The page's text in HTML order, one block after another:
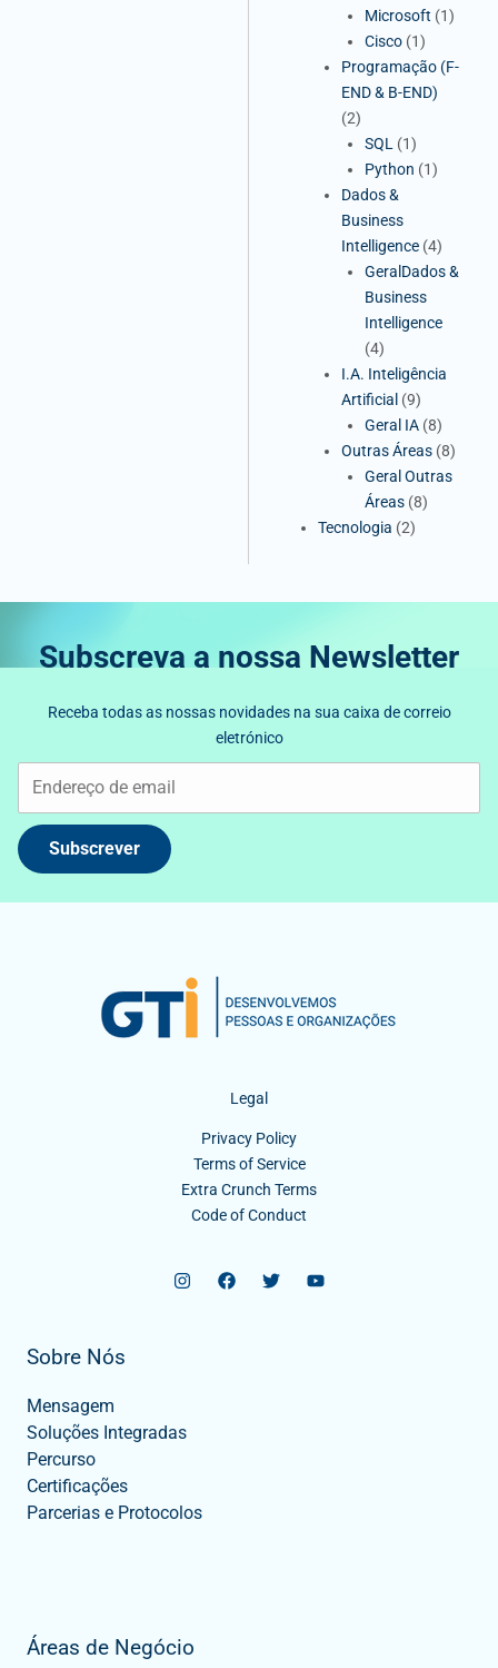
Microsoft (1)
Cisco (1)
Programação (F-
END & B-END)
(2)
SQL (1)
Python (1)
Dados &
Business
Intelligence (4)
GeralDados &
Business
Intelligence
(4)
I.A. Inteligência
Artificial (9)
Geral IA (8)
Outras Áreas (8)
Geral Outras
Áreas (8)
Tecnologia (2)
Subscreva a nossa Newsletter
Receba todas as nossas novidades na sua caixa de correio
eletrónico
Subscrever
Legal
Privacy Policy
Terms of Service
Extra Crunch Terms
Code of Conduct
Sobre Nós
Mensagem
Soluções Integradas
Percurso
Certificações
Parcerias e Protocolos
Áreas de Negócio